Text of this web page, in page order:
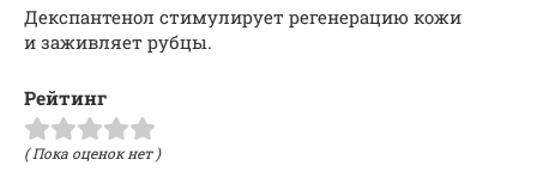
Декспантенол стимулирует регенерацию кожи
и заживляет рубцы.
Рейтинг
( Пока оценок нет )